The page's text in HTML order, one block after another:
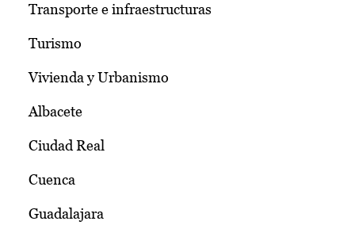
Transporte e infraestructuras
Turismo
Vivienda y Urbanismo
Albacete
Ciudad Real
Cuenca
Guadalajara